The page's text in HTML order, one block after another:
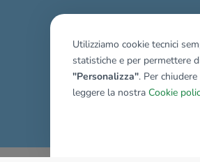
Utilizziamo cookie tecnici
statistiche e per permettere
"Personalizza". Per
leggere la nostra Cookie